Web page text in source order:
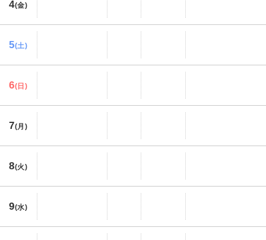
4(金)
5(土)
6(日)
7(月)
8(火)
9(水)